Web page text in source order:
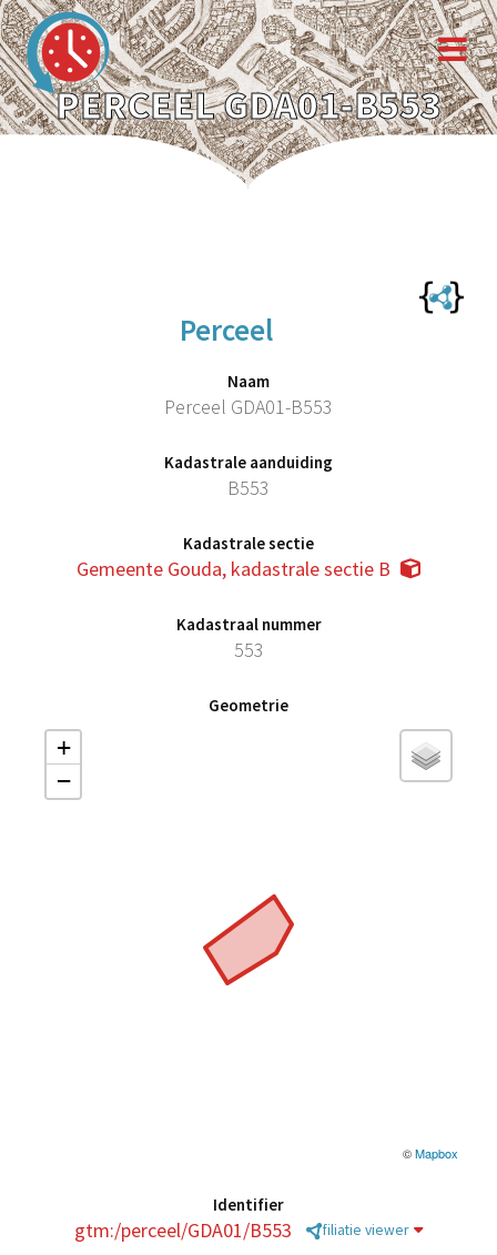
PERCEEL GDA01-B553
Perceel
Naam
Perceel GDA01-B553
Kadastrale aanduiding
B553
Kadastrale sectie
Gemeente Gouda, kadastrale sectie B
Kadastraal nummer
553
Geometrie
+
−
©Mapbox
Identifier
gtm:/perceel/GDA01/B553 filiatie viewer